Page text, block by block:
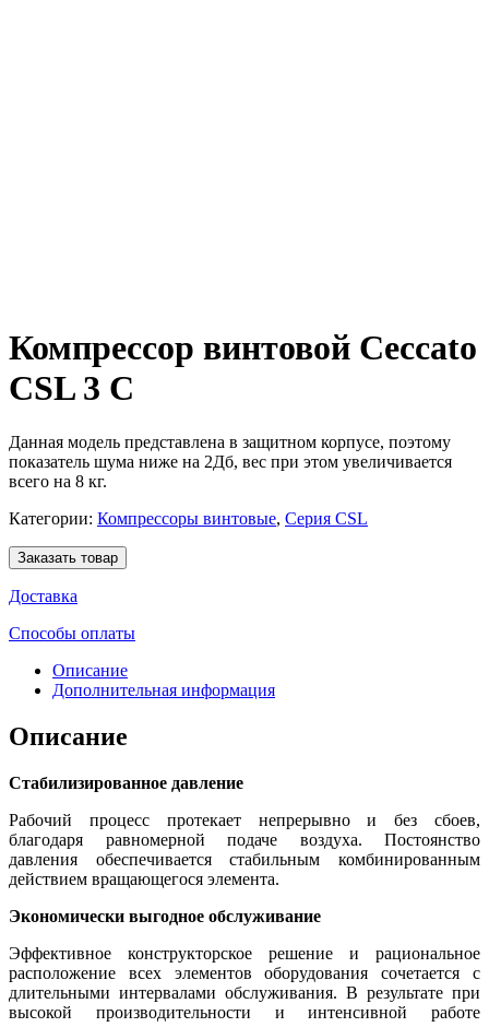
Компрессор винтовой Ceccato
CSL 3 C
Данная модель представлена в защитном корпусе, поэтому
показатель шума ниже на 2Дб, вес при этом увеличивается
всего на 8 кг.
Категории: Компрессоры винтовые, Серия CSL
Заказать товар
Доставка
Способы оплаты
Описание
Дополнительная информация
Описание
Стабилизированное давление
Рабочий процесс протекает непрерывно и без сбоев,
благодаря равномерной подаче воздуха. Постоянство
давления обеспечивается стабильным комбинированным
действием вращающегося элемента.
Экономически выгодное обслуживание
Эффективное конструкторское решение и рациональное
расположение всех элементов оборудования сочетается с
длительными интервалами обслуживания. В результате при
высокой производительности и интенсивной работе